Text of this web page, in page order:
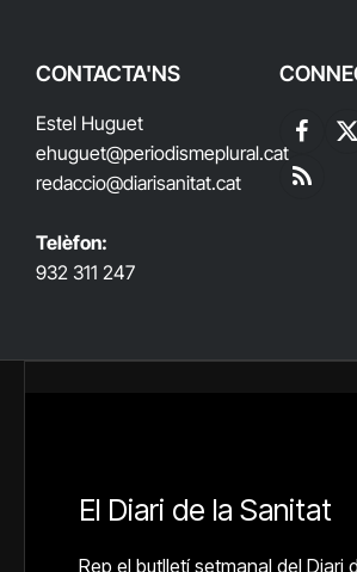
CONTACTA'NS
Estel Huguet
ehuguet@periodismeplural.cat
redaccio@diarisanitat.cat
Telèfon:
932 311 247
Facebook
X
RSS